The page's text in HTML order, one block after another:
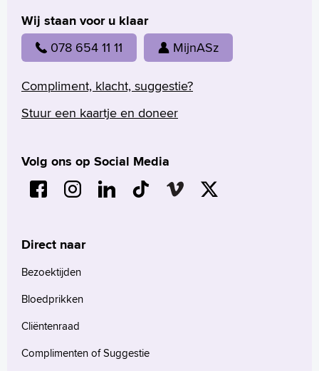
Wij staan voor u klaar
078 654 11 11 MijnASz
Compliment, klacht, suggestie?
Stuur een kaartje en doneer
Volg ons op Social Media
Direct naar
Bezoektijden
Bloedprikken
Cliëntenraad
Complimenten of Suggestie